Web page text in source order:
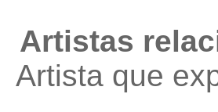
Artistas
Artista que